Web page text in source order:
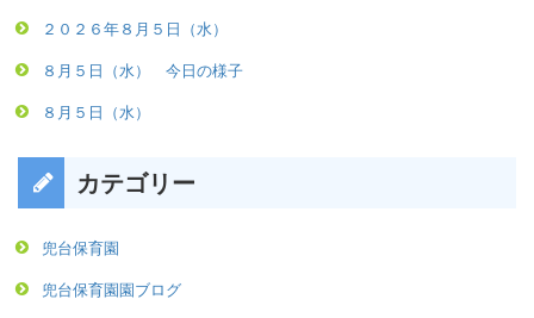
２０２６年８月５日（水）
８月５日（水） 今日の様子
８月５日（水）
カテゴリー
兜台保育園
兜台保育園園ブログ